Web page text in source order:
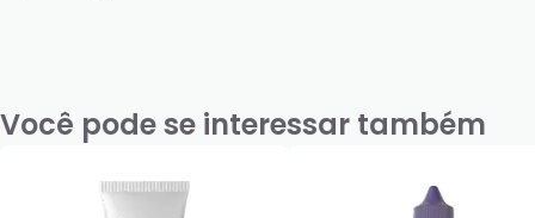
Você pode se interessar também